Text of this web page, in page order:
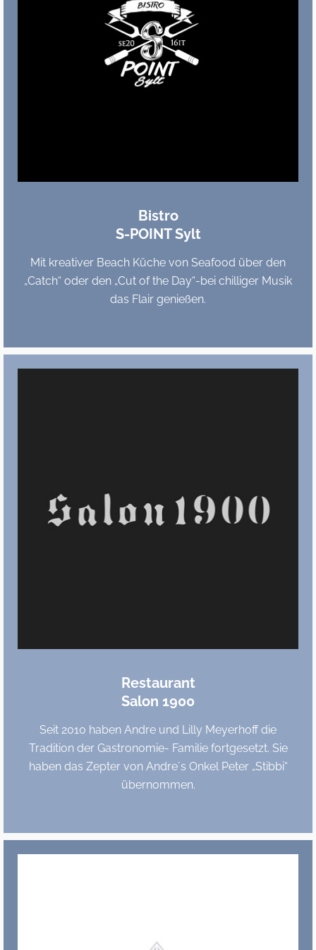
Bistro
S-POINT Sylt
Mit kreativer Beach Küche von Seafood über den
„Catch“ oder den „Cut of the Day“-bei chilliger Musik
das Flair genießen.
Restaurant
Salon 1900
Seit 2010 haben Andre und Lilly Meyerhoff die
Tradition der Gastronomie- Familie fortgesetzt. Sie
haben das Zepter von Andre´s Onkel Peter „Stibbi“
übernommen.